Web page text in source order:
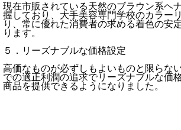
現在市販されている天然のブラウン系ヘ
握しており、大手美容専門学校のカラー
り、常に優れた消費者の求める着色の安
ります。
５．リーズナブルな価格設定
高価なものが必ずしもよいものと限らな
での適正利潤の追求でリーズナブルな価
商品を提供できるようになりました。